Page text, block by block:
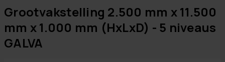
Grootvakstelling 2.500 mm x 11.500
mm x 1.000 mm (HxLxD) - 5 niveaus
GALVA